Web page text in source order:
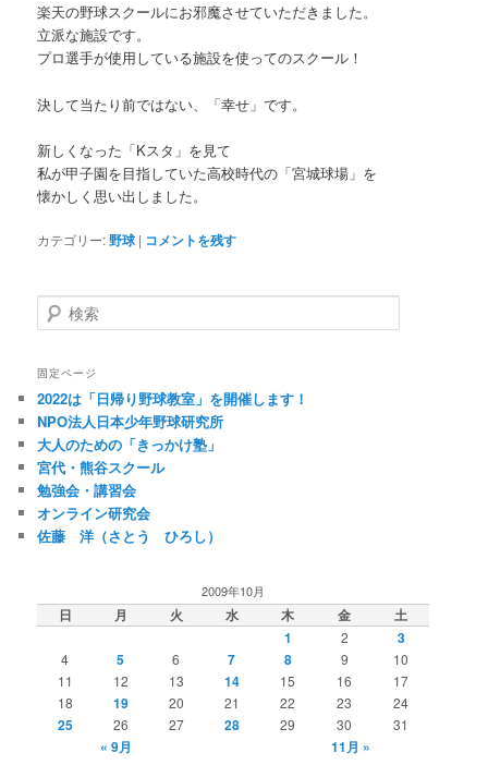
楽天の野球スクールにお邪魔させていただきました。
立派な施設です。
プロ選手が使用している施設を使ってのスクール！
決して当たり前ではない、「幸せ」です。
新しくなった「Kスタ」を見て
私が甲子園を目指していた高校時代の「宮城球場」を
懐かしく思い出しました。
カテゴリー:野球 | コメントを残す
検
索
固定ページ
2022は「日帰り野球教室」を開催します！
NPO法人日本少年野球研究所
大人のための「きっかけ塾」
宮代・熊谷スクール
勉強会・講習会
オンライン研究会
佐藤 洋（さとう ひろし）
2009年10月
日 月 火 水 木 金
土
1
2 3
4 5 6 7 8 9
10
11
12 13 14 15 16
17
18
19 20 21 22 23 24
25 26 27 28 29 30 31
« 9月 11月 »